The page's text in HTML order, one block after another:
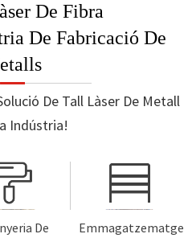
De Fibra
De Fabricació De
De Tall Làser De Metall
Indústria!
De
Emmagatzematge